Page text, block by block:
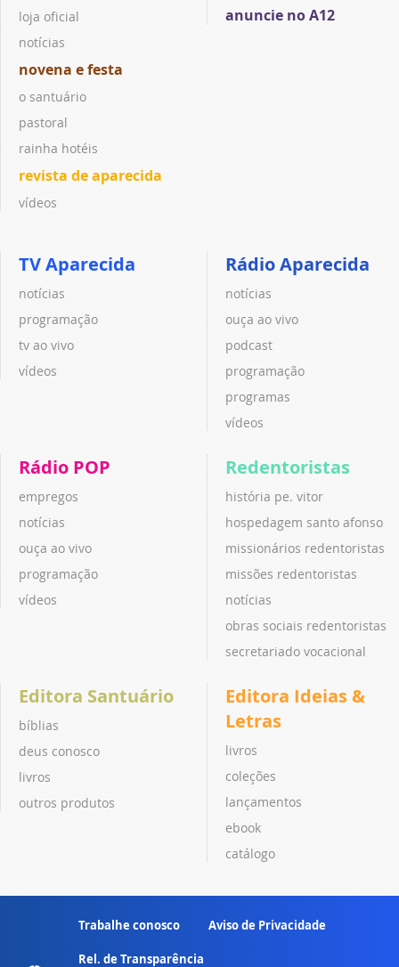
loja oficial
notícias
novena e festa
o santuário
pastoral
rainha hotéis
revista de aparecida
vídeos
anuncie no A12
TV Aparecida
notícias
programação
tv ao vivo
vídeos
Rádio Aparecida
notícias
ouça ao vivo
podcast
programação
programas
vídeos
Rádio POP
empregos
notícias
ouça ao vivo
programação
vídeos
Redentoristas
história pe. vitor
hospedagem santo afonso
missionários redentoristas
missões redentoristas
notícias
obras sociais redentoristas
secretariado vocacional
Editora Santuário
bíblias
deus conosco
livros
outros produtos
Editora Ideias &
Letras
livros
coleções
lançamentos
ebook
catálogo
Trabalhe conosco Aviso de Privacidade
Rel. de Transparência